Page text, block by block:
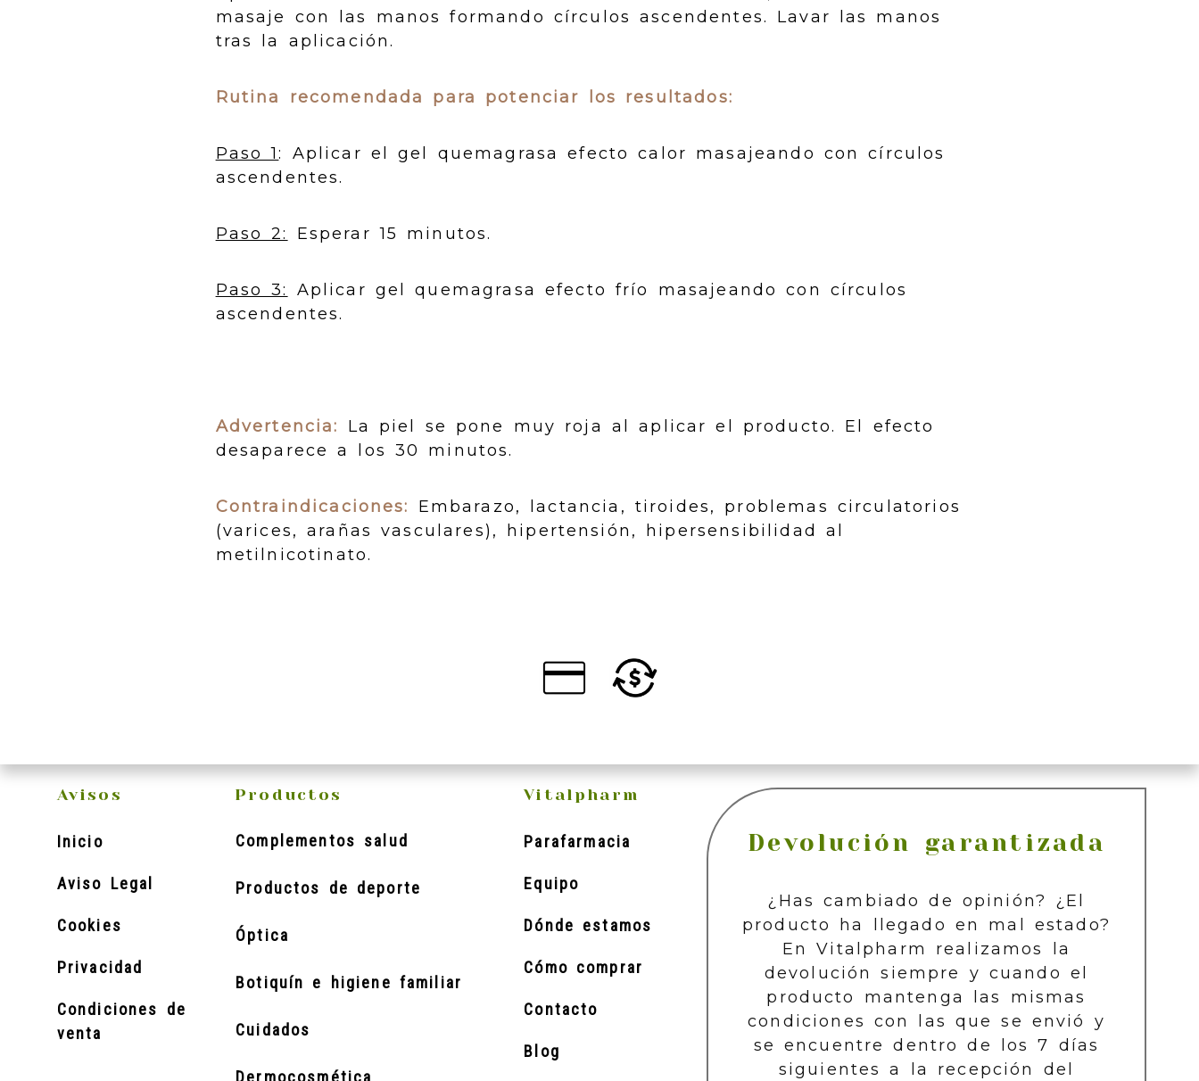
masaje con las manos formando círculos ascendentes. Lavar las manos
tras la aplicación.
Rutina recomendada para potenciar los resultados:
Paso 1: Aplicar el gel quemagrasa efecto calor masajeando con círculos
ascendentes.
Paso 2: Esperar 15 minutos.
Paso 3:
Aplicar gel quemagrasa efecto frío masajeando con círculos
ascendentes.
Advertencia:
La piel se pone muy roja al aplicar el producto. El efecto
desaparece a los 30 minutos.
Contraindicaciones:
Embarazo, lactancia, tiroides, problemas circulatorios
(varices, arañas vasculares), hipertensión, hipersensibilidad al
metilnicotinato.
Avisos
Inicio
Aviso Legal
Cookies
Privacidad
Condiciones de
venta
Productos
Complementos salud
Productos de deporte
Óptica
Botiquín e higiene familiar
Cuidados
Dermocosmética
Vitalpharm
Parafarmacia
Equipo
Dónde estamos
Cómo comprar
Contacto
Blog
Devolución garantizada
¿Has cambiado de opinión? ¿El
producto ha llegado en mal estado?
En Vitalpharm realizamos la
devolución siempre y cuando el
producto mantenga las mismas
condiciones con las que se envió y
se encuentre dentro de los 7 días
siguientes a la recepción del